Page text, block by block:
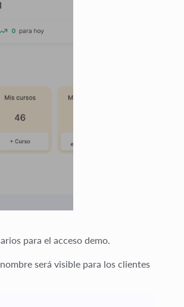
para el acceso demo.
será visible para los clientes